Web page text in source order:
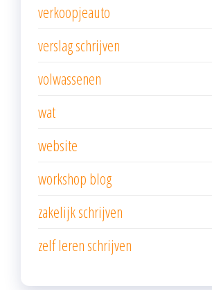
verkoopjeauto
verslag schrijven
volwassenen
wat
website
workshop blog
zakelijk schrijven
zelf leren schrijven